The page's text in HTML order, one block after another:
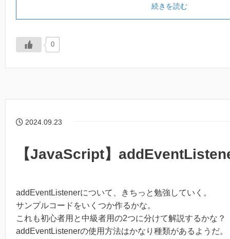
続きを読む
0
2024.09.23
【JavaScript】
addEventListenerについて、きちっと勉強していく。
サンプルコードをいくつか作るかな。
これも初心者用と中級者用の2つに分けて解説するかな？
addEventListenerの使用方法はかなり種類があるようだ。